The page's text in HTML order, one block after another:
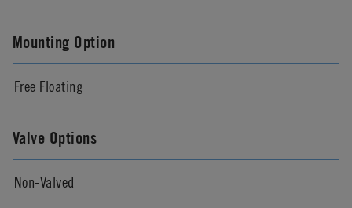
Mounting Option
Free Floating
Valve Options
Non-Valved